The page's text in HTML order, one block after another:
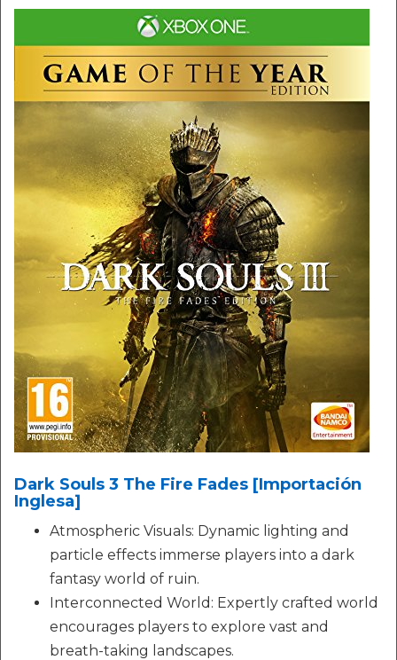
Dark Souls 3 The Fire Fades [Importación
Inglesa]
Atmospheric Visuals: Dynamic lighting and
particle effects immerse players into a dark
fantasy world of ruin.
Interconnected World: Expertly crafted world
encourages players to explore vast and
breath-taking landscapes.